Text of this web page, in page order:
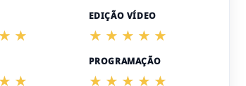
EDIÇÃO VÍDEO
PROGRAMAÇÃO